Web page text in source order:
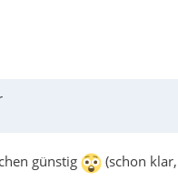
günstig (schon